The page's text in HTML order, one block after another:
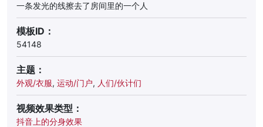
一条发光的线擦去了房间里的一个人
模板ID：
54148
主题：
外观/衣服, 运动/门户, 人们/伙计们
视频效果类型：
抖音上的分身效果